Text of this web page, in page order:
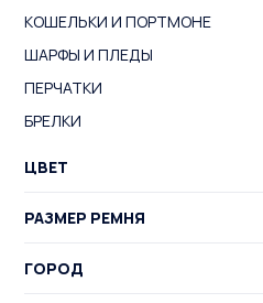
КОШЕЛЬКИ И ПОРТМОНЕ
ШАРФЫ И ПЛЕДЫ
ПЕРЧАТКИ
БРЕЛКИ
ЦВЕТ
РАЗМЕР РЕМНЯ
ГОРОД